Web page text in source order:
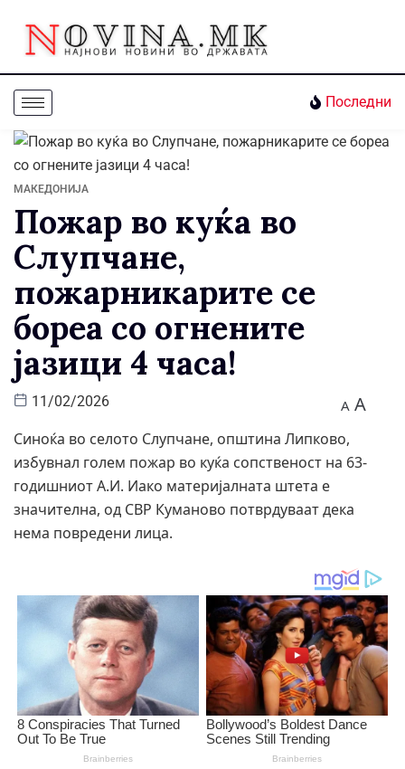
Последни
МАКЕДОНИЈА
Пожар во куќа во
Слупчане,
пожарникарите се
бореа со огнените
јазици 4 часа!
11/02/2026 A A
Синоќа во селото Слупчане, општина Липково,
избувнал голем пожар во куќа сопственост на 63-
годишниот А.И. Иако материјалната штета е
значителна, од СВР Куманово потврдуваат дека
нема повредени лица.